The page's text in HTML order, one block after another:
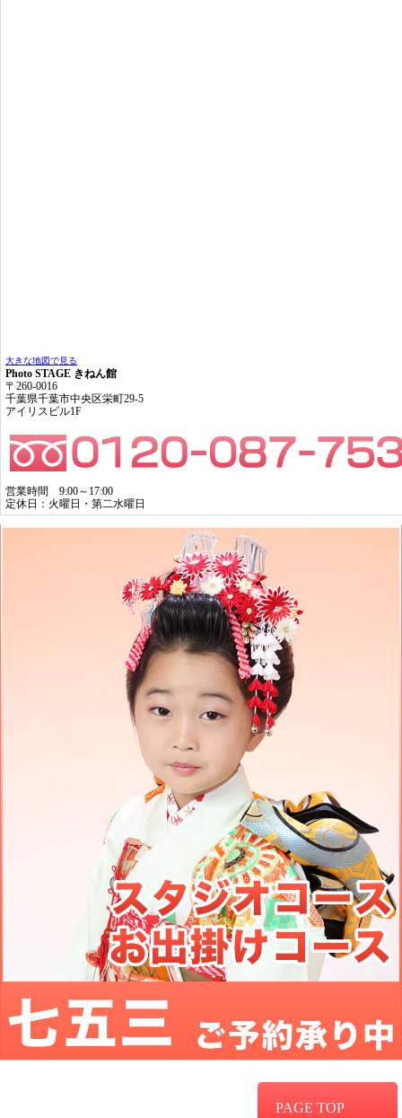
大きな地図で見る
Photo STAGE きねん館
〒260-0016
千葉県千葉市中央区栄町29-5
アイリスビル1F
営業時間 9:00～17:00
定休日：火曜日・第二水曜日
PAGE TOP